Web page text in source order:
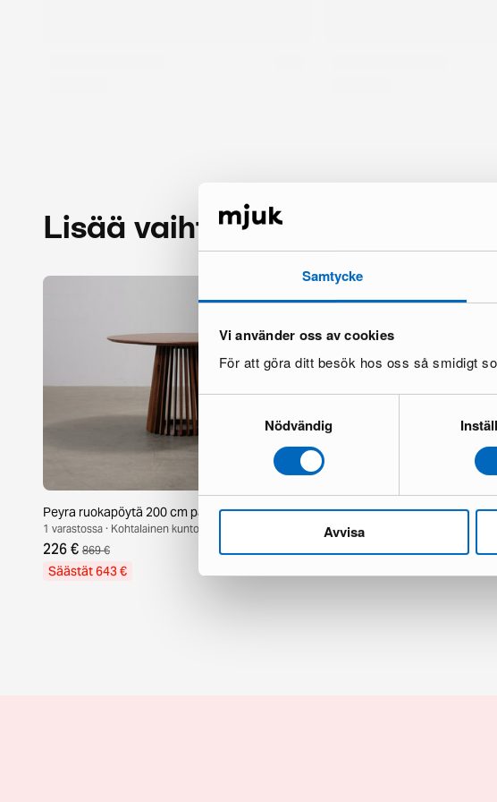
Samtycke
Vi använder oss av cookies
För att göra ditt besök hos oss så smidigt
Samtyckesval
Nödvändig
Avvisa
Lisää vaihtoehtoja
Peyra ruokapöytä 200 cm pähkinä
1 varastossa · Kohtalainen kunto
226 € 869 €
Säästät 643 €
Rusan peili 70 x 70 cm musta
1 varastossa · Upouusi kunto
65 €